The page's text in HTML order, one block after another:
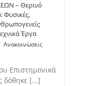
– Θερινό
Φυσικές,
Έργα
Ανακοινώσεις
Επιστημονικά
δόθηκε [...]